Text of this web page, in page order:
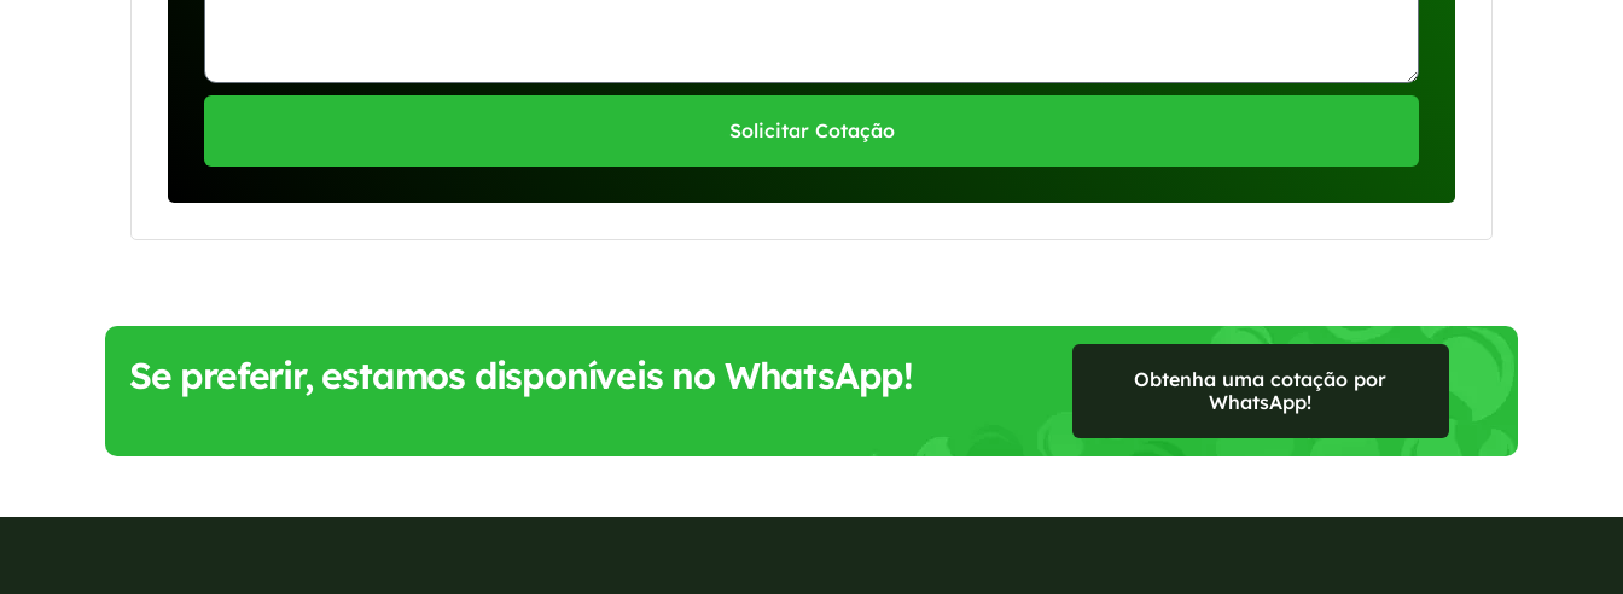
Solicitar Cotação
Se preferir, estamos disponíveis no WhatsApp!
Obtenha uma cotação por
WhatsApp!